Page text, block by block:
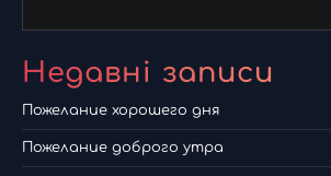
Недавні записи
Пожелание хорошего дня
Пожелание доброго утра